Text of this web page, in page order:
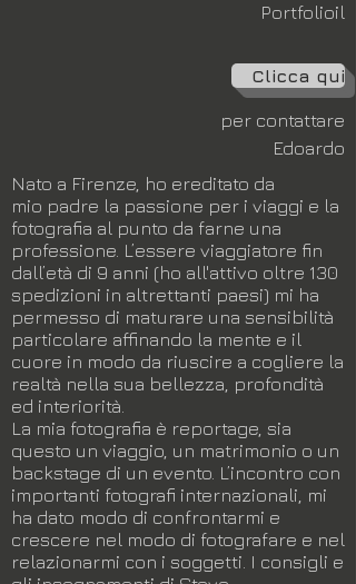
Portfolioil
Clicca qui
per contattare
Edoardo
Nato a Firenze, ho ereditato da
mio padre la passione per i viaggi e la
fotografia al punto da farne una
professione. L’essere viaggiatore fin
dall’età di 9 anni (ho all'attivo oltre 130
spedizioni in altrettanti paesi) mi ha
permesso di maturare una sensibilità
particolare affinando la mente e il
cuore in modo da riuscire a cogliere la
realtà nella sua bellezza, profondità
ed interiorità.
La mia fotografia è reportage, sia
questo un viaggio, un matrimonio o un
backstage di un evento. L’incontro con
importanti fotografi internazionali, mi
ha dato modo di confrontarmi e
crescere nel modo di fotografare e nel
relazionarmi con i soggetti. I consigli e